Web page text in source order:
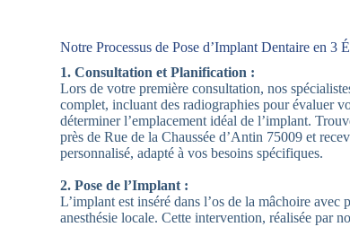
Notre Processus de Pose d’Implant Dentaire en 3
1. Consultation et Planification :
Lors de votre première consultation, nos
complet, incluant des radiographies pour évaluer
déterminer l’emplacement idéal de l’implant.
près de Rue de la Chaussée d’Antin 75009 et
personnalisé, adapté à vos besoins spécifiques.
2. Pose de l’Implant :
L’implant est inséré dans l’os de la mâchoire avec
anesthésie locale. Cette intervention, réalisée par